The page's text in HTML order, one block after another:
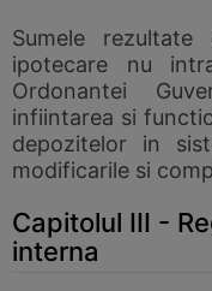
Sumele
ipotecare nu
Ordonantei
infiintarea si
depozitelor in
modificarile si
Capitolul III -
interna